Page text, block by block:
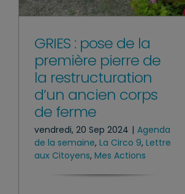
GRIES : pose de la
première pierre de
la restructuration
d’un ancien corps
de ferme
vendredi, 20 Sep 2024 | Agenda
de la semaine, La Circo 9, Lettre
aux Citoyens, Mes Actions